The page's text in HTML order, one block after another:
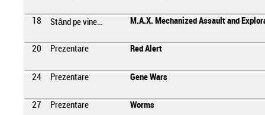
18 Stând pe vine… M.A.X. Mechanized Assault and
20 Prezentare Red Alert
24 Prezentare Gene Wars
27 Prezentare Worms